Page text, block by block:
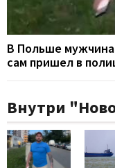
В Польше
сам пришел в
Внутри